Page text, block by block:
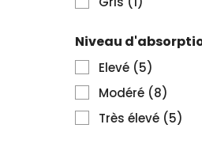
Niveau
Elevé (5)
Modéré (8)
Très élevé (5)